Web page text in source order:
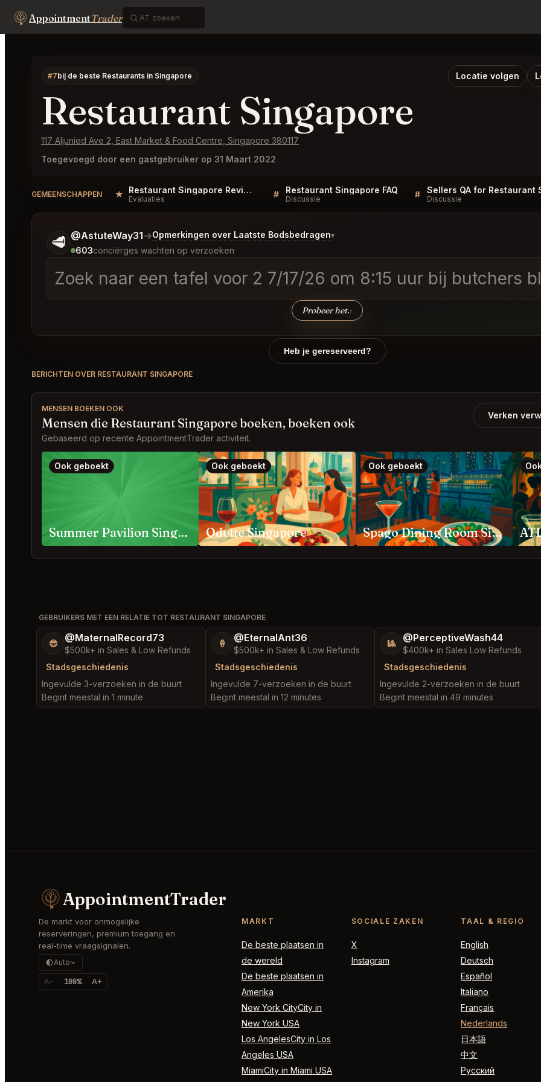
AppointmentTrader
#7bij de beste Restaurants in Singapore Locatie volgen
Restaurant Singapore
117 Aljunied Ave 2, East Market & Food Centre, Singapore 380117
Toegevoegd door een gastgebruiker op 31 Maart 2022
GEMEENSCHAPPEN ★ Restaurant Singapore Reviews
Evaluaties # Restaurant Singapore FAQ
Discussie # Discussie
🥩 @AstuteWay31→Opmerkingen over Laatste Bodsbedragen▾
603conciërges wachten op verzoeken
Zoek naar een tafel voor 2 7/17/26 om 8:15 uur bij butchers
Probeer het.↑
Vertel me wat je wilt.
Heb je gereserveerd?
BERICHTEN OVER RESTAURANT SINGAPORE
MENSEN BOEKEN OOK
Mensen die Restaurant Singapore boeken, boeken ook
Gebaseerd op recente AppointmentTrader activiteit.
Verken
Ook geboekt
Summer Pavilion Singapore
Ook geboekt
Odette Singapore
Ook geboekt
Spago Dining Room Singapore
GEBRUIKERS MET EEN RELATIE TOT RESTAURANT SINGAPORE
😎 @MaternalRecord73
$500k+ in Sales & Low Refunds
Stadsgeschiedenis
Ingevulde 3-verzoeken in de buurt
Begint meestal in 1 minute
🍦 @EternalAnt36
$500k+ in Sales & Low Refunds
Stadsgeschiedenis
Ingevulde 7-verzoeken in de buurt
Begint meestal in 12 minutes
🎱 @PerceptiveWash44
$400k+ in Sales Low Refunds
Stadsgeschiedenis
Ingevulde 2-verzoeken in de buurt
Begint meestal in 49 minutes
AppointmentTrader
De markt voor onmogelijke
reserveringen, premium toegang en
real-time vraagsignalen.
Auto
A- 100% A+
MARKT
De beste plaatsen in
de wereld
De beste plaatsen in
Amerika
New York CityCity in
New York USA
Los AngelesCity in Los
Angeles USA
MiamiCity in Miami USA
SOCIALE ZAKEN
X
Instagram
TAAL & REGIO
English
Deutsch
Español
Italiano
Français
Nederlands
日本語
中文
Русский